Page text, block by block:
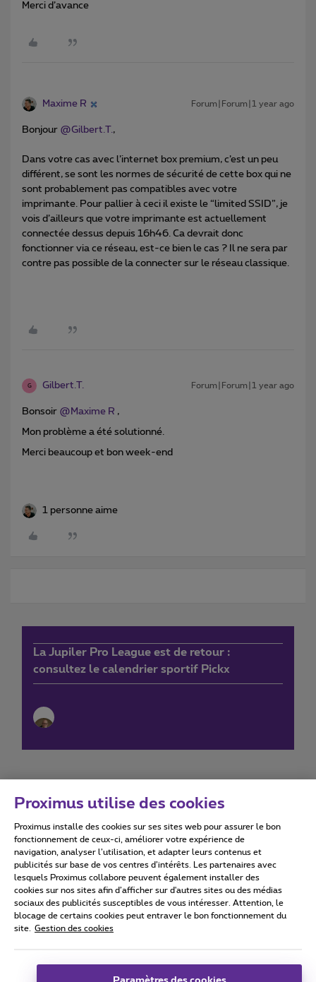
Merci d’avance
Maxime R Forum|Forum|1 year ago
Bonjour ​ @Gilbert.T.,
Dans votre cas avec l’internet box premium, c’est un peu
différent, se sont les normes de sécurité de cette box qui ne
sont probablement pas compatibles avec votre
imprimante. Pour pallier à ceci il existe le “limited SSID”, je
vois d’ailleurs que votre imprimante est actuellement
connectée dessus depuis 16h46. Ca devrait donc
fonctionner via ce réseau, est-ce bien le cas ? Il ne sera par
contre pas possible de la connecter sur le réseau classique.
G Gilbert.T. Forum|Forum|1 year ago
Bonsoir ​ @Maxime R ,
Mon problème a été solutionné.
Merci beaucoup et bon week-end
1 personne aime
La Jupiler Pro League est de retour :
consultez le calendrier sportif Pickx
Conditions d'utilisation Accessibility statement
Tous droits réservés. © 2026 Proximus
Conditions générales, info consommateur
Coordonnées de l’entreprise
Proximus utilise des cookies
Proximus installe des cookies sur ses sites web pour assurer le bon
fonctionnement de ceux-ci, améliorer votre expérience de
navigation, analyser l’utilisation, et adapter leurs contenus et
publicités sur base de vos centres d’intérêts. Les partenaires avec
lesquels Proximus collabore peuvent également installer des
cookies sur nos sites afin d’afficher sur d'autres sites ou des médias
sociaux des publicités susceptibles de vous intéresser. Attention, le
blocage de certains cookies peut entraver le bon fonctionnement du
site.
Gestion des cookies